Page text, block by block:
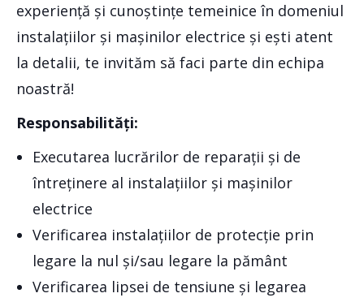
experiență și cunoștințe temeinice în domeniul
instalațiilor și mașinilor electrice și ești atent
la detalii, te invităm să faci parte din echipa
noastră!
Responsabilități:
Executarea lucrărilor de reparații și de
întreținere al instalațiilor și mașinilor
electrice
Verificarea instalațiilor de protecție prin
legare la nul și/sau legare la pământ
Verificarea lipsei de tensiune și legarea